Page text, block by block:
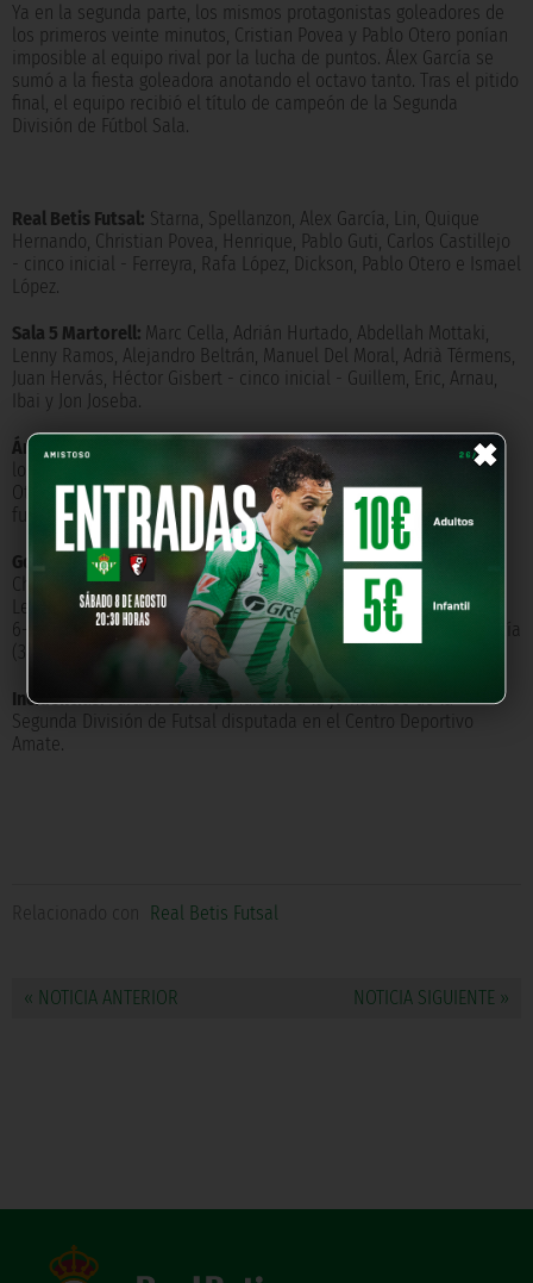
×
Ya en la segunda parte, los mismos protagonistas goleadores de
los primeros veinte minutos, Cristian Povea y Pablo Otero ponían
imposible al equipo rival por la lucha de puntos. Álex García se
sumó a la fiesta goleadora anotando el octavo tanto. Tras el pitido
final, el equipo recibió el título de campeón de la Segunda
División de Fútbol Sala.
Real Betis Futsal: Starna, Spellanzon, Alex García, Lin, Quique
Hernando, Christian Povea, Henrique, Pablo Guti, Carlos Castillejo
- cinco inicial - Ferreyra, Rafa López, Dickson, Pablo Otero e Ismael
López.
Sala 5 Martorell: Marc Cella, Adrián Hurtado, Abdellah Mottaki,
Lenny Ramos, Alejandro Beltrán, Manuel Del Moral, Adrià Térmens,
Juan Hervás, Héctor Gisbert - cinco inicial - Guillem, Eric, Arnau,
Ibai y Jon Joseba.
Árbitro:Kepa España y Xabier Huarte. Amonestaron por parte de
los locales a Christian Povea (22'), Gonzalo Starna (29') y Pablo
Otero (32') e Ismael López (37'). Por parte del conjunto visitante
fueron amonestados Ibai Espinosa (17') y Juan Hervás (33')
Goles:
0-1 Manuel Del Moral (3'), 0-2 Ibai Espinosa (6'), 1-2
Christian Povea (7'), 2-2 Pablo Otero (8'), 3-2 Pablo Otero (14'), 3-3
Lenny Ramos (16'), 4-3 Christian Povea (17'), 5-3 Pablo Otero (22'),
6-3 Pablo Otero (23'), 7-3 Christian Povea (36'), 8-3 Alejandro García
(38'), 8-4 Lenny Ramos (39').
Incidencias:Partido correspondiente a la jornada 30 de la
Segunda División de Futsal disputada en el Centro Deportivo
Amate.
Relacionado con Real Betis Futsal
« NOTICIA ANTERIOR NOTICIA SIGUIENTE »